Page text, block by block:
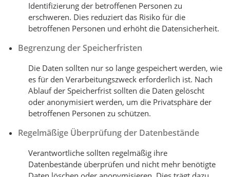
Identifizierung der betroffenen Personen zu
erschweren. Dies reduziert das Risiko für die
betroffenen Personen und erhöht die Datensicherheit.
Begrenzung der Speicherfristen
Die Daten sollten nur so lange gespeichert werden, wie
es für den Verarbeitungszweck erforderlich ist. Nach
Ablauf der Speicherfrist sollten die Daten gelöscht
oder anonymisiert werden, um die Privatsphäre der
betroffenen Personen zu schützen.
Regelmäßige Überprüfung der Datenbestände
Verantwortliche sollten regelmäßig ihre
Datenbestände überprüfen und nicht mehr benötigte